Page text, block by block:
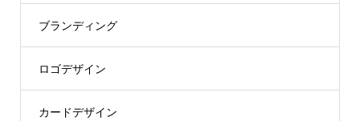
ブランディング
ロゴデザイン
カードデザイン